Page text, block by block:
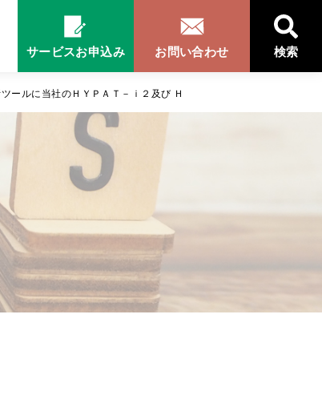
サービスお申込み お問い合わせ 検索
ールに当社のＨＹＰＡＴ－ｉ２及び Ｈ